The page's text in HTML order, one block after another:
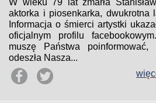
W wieku 79 lat zmarła
aktorka i piosenkarka, dwukrotna
Informacja o śmierci artystki
oficjalnym profilu
muszę Państwa
odeszła Nasza...